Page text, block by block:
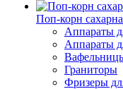
Поп-корн
Аппараты
Аппараты
Граниторы
Фризеры